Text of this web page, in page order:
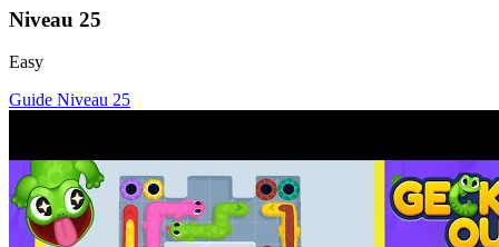
Niveau 25
Easy
Guide Niveau 25